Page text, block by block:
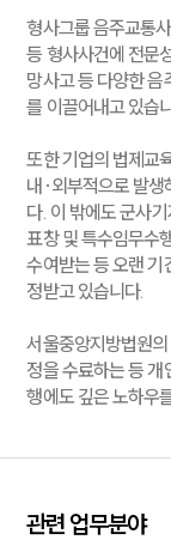
형사그룹 음주교통
등 형사사건에 전문
망사고 등 다양한
를 이끌어내고 있습
또한 기업의 법제교
내·외부적으로 발생
다. 이 밖에도 군사
표창 및 특수임무수
수여받는 등 오랜 기
정받고 있습니다.
서울중앙지방법원
정을 수료하는 등 개
행에도 깊은 노하우
관련 업무분야